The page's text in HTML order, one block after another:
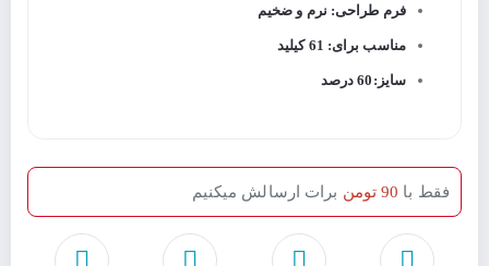
فرم طراحی: نرم و ضخیم
مناسب برای: 61 کیلید
سایز:60 درصد
فقط با 90 تومن برات ارسالش میکنیم